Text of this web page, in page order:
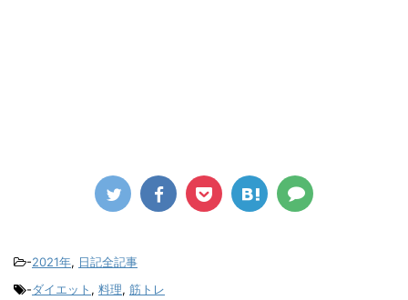
-2021年, 日記全記事
-ダイエット , 料理, 筋トレ